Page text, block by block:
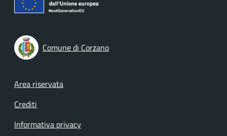
Comune di Corzano
Footer menu
Area riservata
Crediti
Informativa privacy